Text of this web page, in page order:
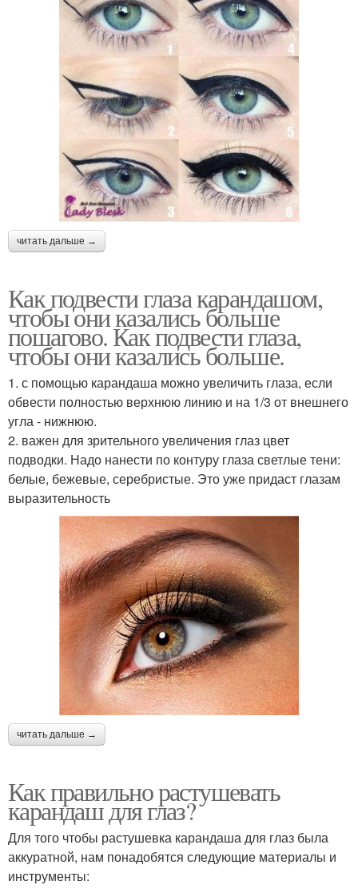
читать дальше →
Как подвести глаза карандашом,
чтобы они казались больше
пошагово. Как подвести глаза,
чтобы они казались больше.
1. с помощью карандаша можно увеличить глаза, если
обвести полностью верхнюю линию и на 1/3 от внешнего
угла - нижнюю.
2. важен для зрительного увеличения глаз цвет
подводки. Надо нанести по контуру глаза светлые тени:
белые, бежевые, серебристые. Это уже придаст глазам
выразительность
читать дальше →
Как правильно растушевать
карандаш для глаз?
Для того чтобы растушевка карандаша для глаз была
аккуратной, нам понадобятся следующие материалы и
инструменты: